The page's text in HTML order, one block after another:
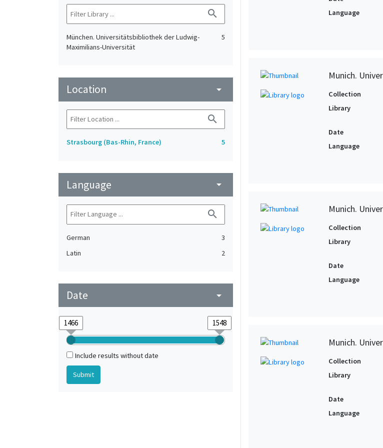
search
München. Universitätsbibliothek der Ludwig-
Maximilians-Universität
5
Location arrow_drop_down
search
Strasbourg (Bas-Rhin, France) 5
Language arrow_drop_down
search
German
3
Latin
2
Date arrow_drop_down
Include results without date
Language
Munich.
Collection
Library
Date
Language
Munich.
Collection
Library
Date
Language
Munich.
Collection
Library
Date
Language